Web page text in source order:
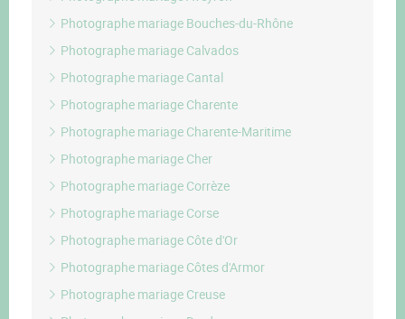
Photographe mariage Bouches-du-Rhône
Photographe mariage Calvados
Photographe mariage Cantal
Photographe mariage Charente
Photographe mariage Charente-Maritime
Photographe mariage Cher
Photographe mariage Corrèze
Photographe mariage Corse
Photographe mariage Côte d'Or
Photographe mariage Côtes d'Armor
Photographe mariage Creuse